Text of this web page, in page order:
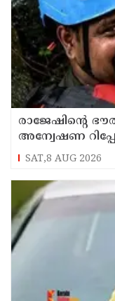
രാജേഷിന്റെ
അന്വേഷണ
കൈമാറും
SAT,8 AUG 2026